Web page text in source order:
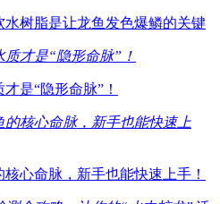
水树脂是让龙鱼发色爆鳞的关键
是“隐形命脉”！
心命脉，新手也能快速上手！